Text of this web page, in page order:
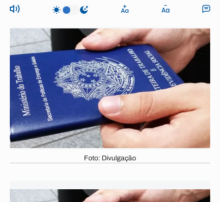
Foto: Divulgação